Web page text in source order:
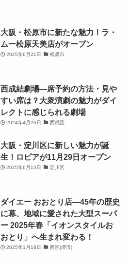
大阪・松原市に新たな魅力！ラ・
ムー松原天美店がオープン
2025年6月21日 松原市
西成結劇場—席予約の方法・見や
すい席は？大衆演劇の魅力がダイ
レクトに感じられる劇場
2024年4月26日 西成区
大阪・淀川区に新しい魅力が誕
生！ロピアが11月29日オープン
2025年6月15日 淀川区
ダイエー おおとり店—45年の歴史
に幕、地域に愛された大型スーパ
ー 2025年春「イオンスタイルお
おとり」へ生まれ変わる！
2025年1月16日 西区(堺市)